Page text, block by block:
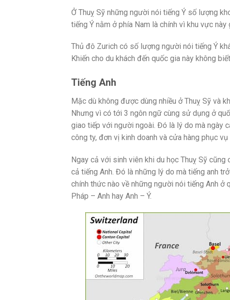
Ở Thuỵ Sỹ những người nói tiếng Ý số lượng
tiếng Ý nằm ở phía Nam là chính vì khu vực
Thủ đô Zurich có số lượng người nói tiếng Ý
Khiến cho du khách đến quốc gia này không
Tiếng Anh
Mặc dù không được dùng nhiều ở Thuỵ Sỹ và
Nhưng vì có tới 3 ngôn ngữ cùng sử dụng ở
giao tiếp với người ngoài. Đó là lý do mà ngày
công ty, đơn vị kinh doanh và cửa hàng phục vụ
Ngay cả với sinh viên khi du học Thuỵ Sỹ
cả tiếng Anh. Đó là những lý do mà tiếng anh
chính thức nào về những người nói tiếng Anh
Pháp – Anh hay Anh – Ý.